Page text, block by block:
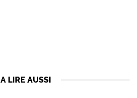
A LIRE AUSSI